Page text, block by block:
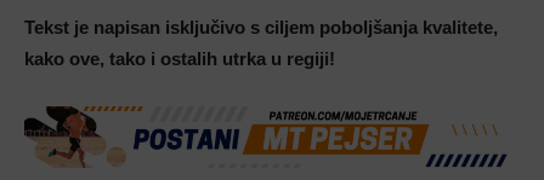
Tekst je napisan isključivo s ciljem poboljšanja kvalitete,
kako ove, tako i ostalih utrka u regiji!